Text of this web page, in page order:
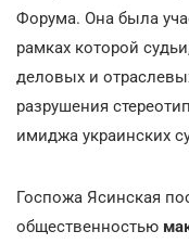
Форума. Она была
рамках которой
деловых и
разрушения
имиджа украинских
Госпожа Ясинская
общественностью